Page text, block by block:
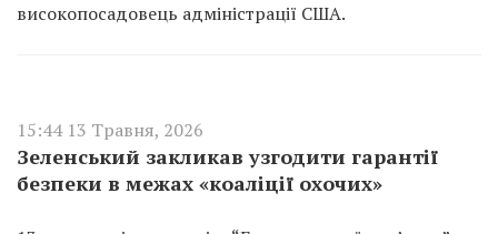
високопосадовець адміністрації США.
15:44 13 Травня, 2026
Зеленський закликав узгодити гарантії
безпеки в межах «коаліції охочих»